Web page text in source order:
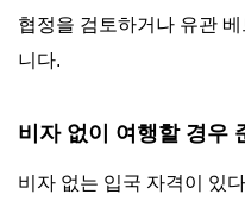
협정을 검토하거나 유관
니다.
비자 없이 여행할 경우
비자 없는 입국 자격이 있